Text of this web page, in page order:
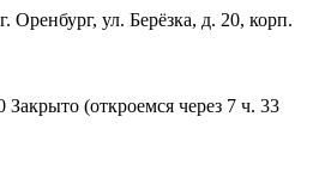
г. Оренбург, ул. Берёзка, д. 20, корп.
Закрыто (откроемся через 7 ч. 33